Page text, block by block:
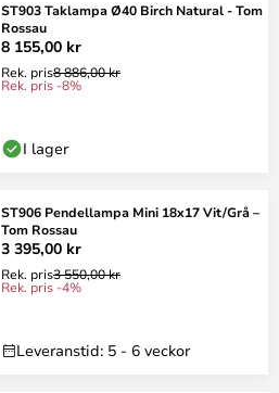
ST903 Taklampa Ø40 Birch Natural - Tom
Rossau
8 155,00 kr
Rek. pris8 886,00 kr
Rek. pris -8%
I lager
ST906 Pendellampa Mini 18x17 Vit/Grå –
Tom Rossau
3 395,00 kr
Rek. pris3 550,00 kr
Rek. pris -4%
Leveranstid: 5 - 6 veckor